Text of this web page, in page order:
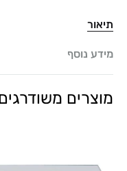
תיאור
מידע נוסף
מוצרים